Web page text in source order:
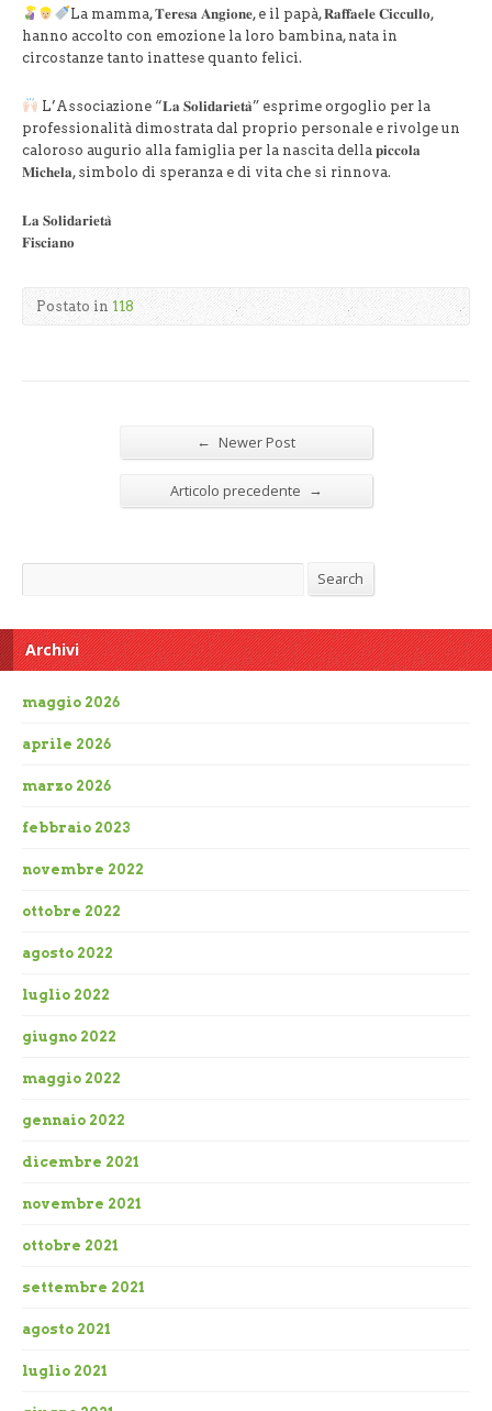
La mamma, 𝐓𝐞𝐫𝐞𝐬𝐚 𝐀𝐧𝐠𝐢𝐨𝐧𝐞, e il papà, 𝐑𝐚𝐟𝐟𝐚𝐞𝐥𝐞 𝐂𝐢𝐜𝐜𝐮𝐥𝐥𝐨,
hanno accolto con emozione la loro bambina, nata in
circostanze tanto inattese quanto felici.
L’Associazione “𝐋𝐚 𝐒𝐨𝐥𝐢𝐝𝐚𝐫𝐢𝐞𝐭𝐚̀” esprime orgoglio per la
professionalità dimostrata dal proprio personale e rivolge un
caloroso augurio alla famiglia per la nascita della 𝐩𝐢𝐜𝐜𝐨𝐥𝐚
𝐌𝐢𝐜𝐡𝐞𝐥𝐚, simbolo di speranza e di vita che si rinnova.
𝐋𝐚 𝐒𝐨𝐥𝐢𝐝𝐚𝐫𝐢𝐞𝐭𝐚̀
𝐅𝐢𝐬𝐜𝐢𝐚𝐧𝐨
Postato in 118
← Newer Post
Articolo precedente →
Search
Archivi
maggio 2026
aprile 2026
marzo 2026
febbraio 2023
novembre 2022
ottobre 2022
agosto 2022
luglio 2022
giugno 2022
maggio 2022
gennaio 2022
dicembre 2021
novembre 2021
ottobre 2021
settembre 2021
agosto 2021
luglio 2021